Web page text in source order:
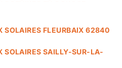
SOLAIRES FLEURBAIX 62840
SOLAIRES SAILLY-SUR-LA-